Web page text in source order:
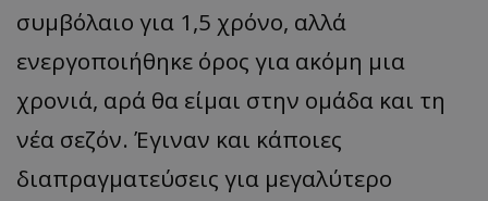
συμβόλαιο για 1,5 χρόνο, αλλά
ενεργοποιήθηκε όρος για ακόμη μια
χρονιά, αρά θα είμαι στην ομάδα και τη
νέα σεζόν. Έγιναν και κάποιες
διαπραγματεύσεις για μεγαλύτερο